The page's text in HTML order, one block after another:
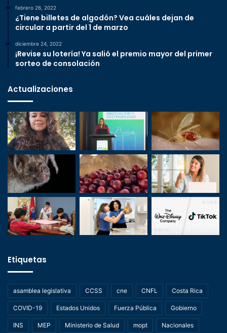
febrero 26, 2022
¿Tiene billetes de algodón? Vea cuáles dejan de
circular a partir del 1 de marzo
diciembre 24, 2022
¡Revise su lotería! Ya salió el premio mayor del primer
sorteo de consolación
Actualizaciones
Etiquetas
asamblea legislativa CCSS cne CNFL Costa Rica
COVID-19 Estados Unidos Fuerza Pública Gobierno
INS MEP Ministerio de Salud mopt Nacionales